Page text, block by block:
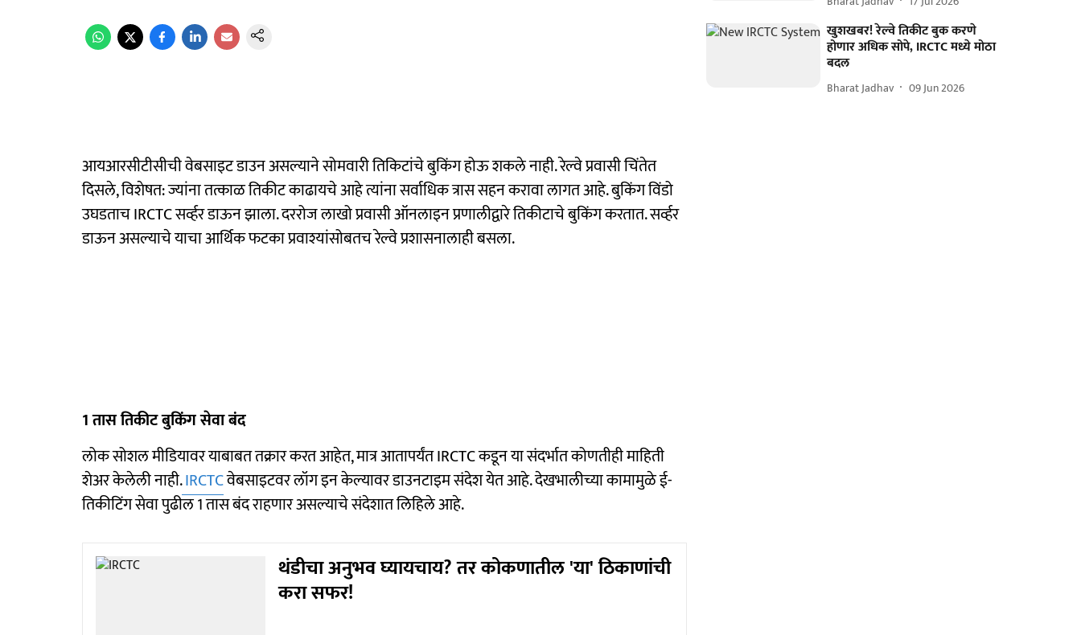
आयआरसीटीसीची वेबसाइट डाउन असल्याने सोमवारी तिकिटांचे बुकिंग होऊ शकले नाही. रेल्वे प्रवासी चिंतेत
दिसले, विशेषत: ज्यांना तत्काळ तिकीट काढायचे आहे त्यांना सर्वाधिक त्रास सहन करावा लागत आहे. बुकिंग विंडो
उघडताच IRCTC सर्व्हर डाऊन झाला. दररोज लाखो प्रवासी ऑनलाइन प्रणालीद्वारे तिकीटाचे बुकिंग करतात. सर्व्हर
डाऊन असल्याचे याचा आर्थिक फटका प्रवाश्यांसोबतच रेल्वे प्रशासनालाही बसला.
1 तास तिकीट बुकिंग सेवा बंद
लोक सोशल मीडियावर याबाबत तक्रार करत आहेत, मात्र आतापर्यंत IRCTC कडून या संदर्भात कोणतीही माहिती
शेअर केलेली नाही.IRCTCवेबसाइटवर लॉग इन केल्यावर डाउनटाइम संदेश येत आहे. देखभालीच्या कामामुळे ई-
तिकीटिंग सेवा पुढील 1 तास बंद राहणार असल्याचे संदेशात लिहिले आहे.
थंडीचा अनुभव घ्यायचाय? तर कोकणातील 'या' ठिकाणांची
करा सफर!
खुशखबर! रेल्वे तिकीट बुक करणे
होणार अधिक सोपे, IRCTC मध्ये मोठा
बदल
Bharat Jadhav 09 Jun 2026